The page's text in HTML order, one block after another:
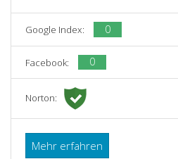
Google Index: 0
Facebook: 0
Norton:
Mehr erfahren